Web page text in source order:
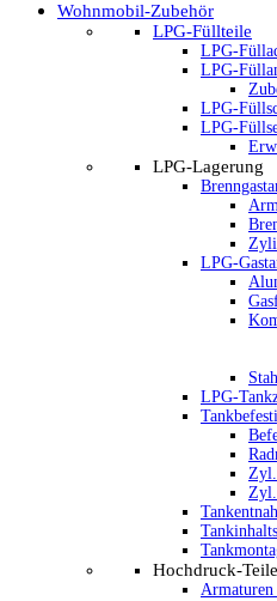
Wohnmobil-Zubehör
LPG-Füllteile
LPG-
LPG-
LPG-
LPG-
LPG-Lagerung
LPG-
LPG-
Zyl.
Zyl.
Hochdruck-Teile
Armaturen